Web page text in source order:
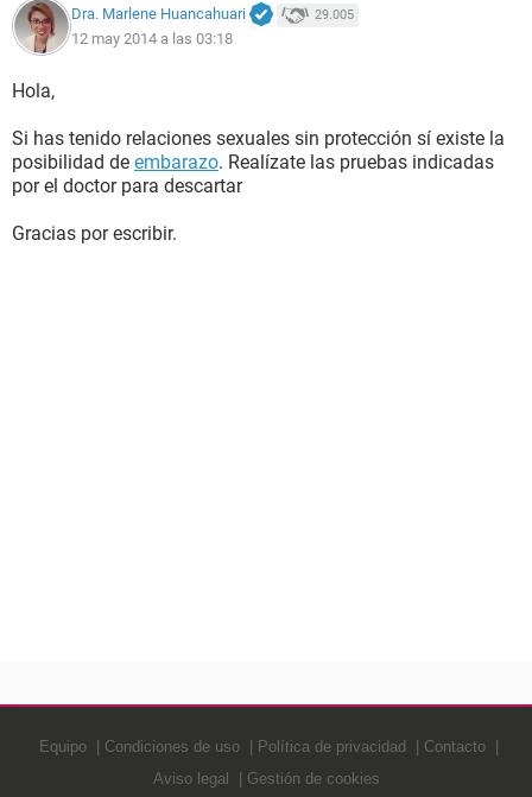
Dra. Marlene Huancahuari 29.005
12 may 2014 a las 03:18
Hola,
Si has tenido relaciones sexuales sin protección sí existe la
posibilidad de embarazo. Realízate las pruebas indicadas
por el doctor para descartar
Gracias por escribir.
Equipo Condiciones de uso Política de privacidad
Contacto
Aviso legal
Gestión de cookies